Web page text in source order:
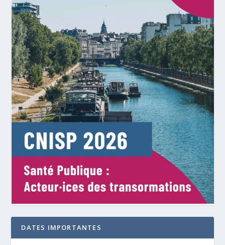
DATES IMPORTANTES